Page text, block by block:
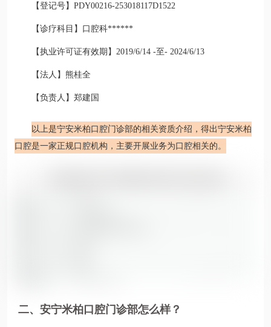
【登记号】PDY00216-253018117D1522
【诊疗科目】口腔科******
【执业许可证有效期】2019/6/14 -至- 2024/6/13
【法人】熊桂全
【负责人】郑建国
以上是宁安米柏口腔门诊部的相关资质介绍，得出宁安米柏
口腔是一家正规口腔机构，主要开展业务为口腔相关的。
二、安宁米柏口腔门诊部怎么样？